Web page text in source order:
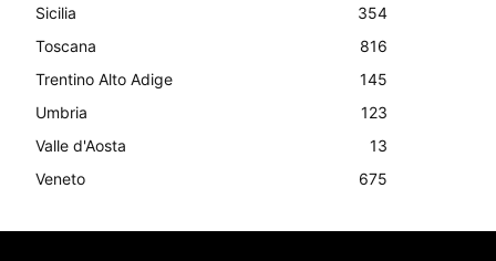
Sicilia
354
Toscana
816
Trentino Alto Adige
145
Umbria
123
Valle d'Aosta
13
Veneto
675